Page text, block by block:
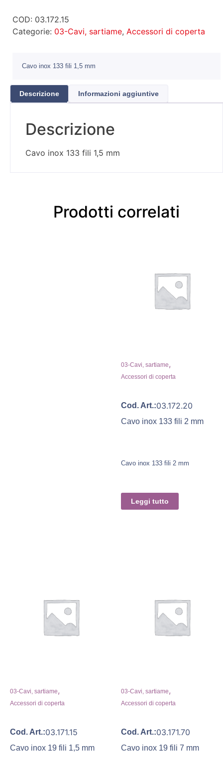
COD: 03.172.15
Categorie: 03-Cavi, sartiame, Accessori di coperta
Cavo inox 133 fili 1,5 mm
Descrizione Informazioni aggiuntive
Descrizione
Cavo inox 133 fili 1,5 mm
Prodotti correlati
03-Cavi, sartiame,
Accessori di coperta
Cod. Art.:03.172.20
Cavo inox 133 fili 2 mm
Cavo inox 133 fili 2 mm
Leggi tutto
03-Cavi, sartiame,
Accessori di coperta
Cod. Art.:03.171.15
Cavo inox 19 fili 1,5 mm
03-Cavi, sartiame,
Accessori di coperta
Cod. Art.:03.171.70
Cavo inox 19 fili 7 mm